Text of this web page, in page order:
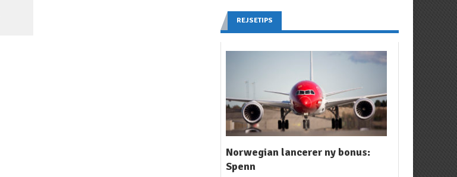
REJSETIPS
Norwegian lancerer ny bonus:
Spenn